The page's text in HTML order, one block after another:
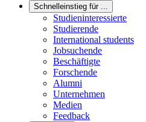
Schnelleinstieg für ...
Studieninteressierte
Studierende
International students
Jobsuchende
Beschäftigte
Forschende
Alumni
Unternehmen
Medien
Feedback